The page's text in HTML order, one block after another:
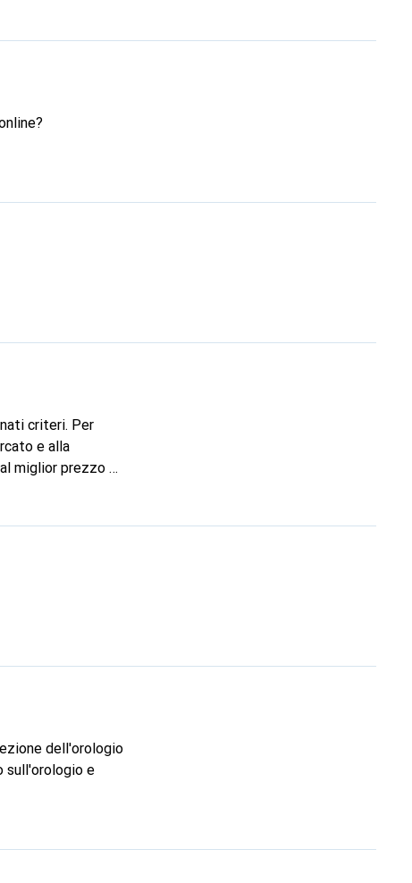
criteri. Per
e alla
miglior prezzo e,
prezzo
molto per i
fatti
non ci siano
sull'orologio e